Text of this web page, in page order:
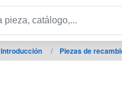
Introducción / Piezas de